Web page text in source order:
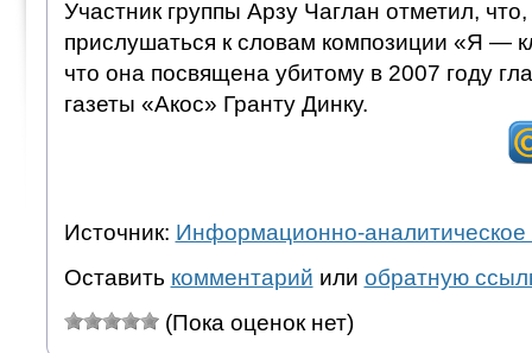
Участник группы Арзу Чаглан отметил,
прислушаться к словам композиции «Я —
что она посвящена убитому в 2007 году
газеты «Акос» Гранту Динку.
Источник: Информационно-аналитическое
Оставить комментарий или обратную
(Пока оценок нет)